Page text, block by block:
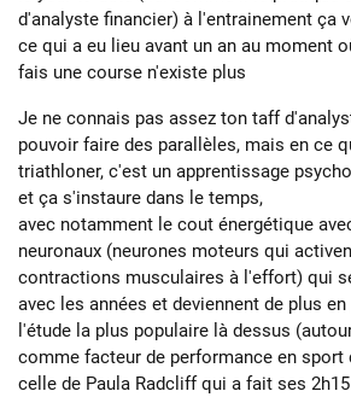
d'analyste financier) à l'entrainement ça
ce qui a eu lieu avant un an au moment
fais une course n'existe plus
Je ne connais pas assez ton taff
pouvoir faire des parallèles, mais en ce
triathloner, c'est un apprentissage
et ça s'instaure dans le temps,
avec notamment le cout énergétique
neuronaux (neurones moteurs qui
contractions musculaires à l'effort) qui
avec les années et deviennent de plus
l'étude la plus populaire là dessus
comme facteur de performance en sport
celle de Paula Radcliff qui a fait ses